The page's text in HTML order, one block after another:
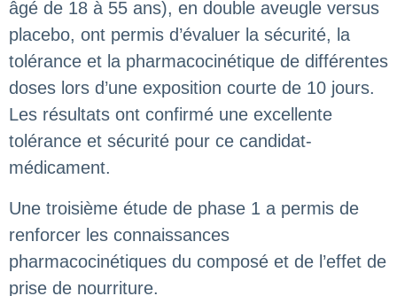
âgé de 18 à 55 ans), en double aveugle versus
placebo, ont permis d’évaluer la sécurité, la
tolérance et la pharmacocinétique de différentes
doses lors d’une exposition courte de 10 jours.
Les résultats ont confirmé une excellente
tolérance et sécurité pour ce candidat-
médicament.
Une troisième étude de phase 1 a permis de
renforcer les connaissances
pharmacocinétiques du composé et de l’effet de
prise de nourriture.